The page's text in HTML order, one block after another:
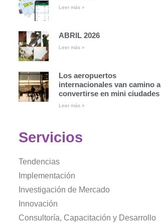
Leer más »
ABRIL 2026
Leer más »
Los aeropuertos
internacionales van camino a
convertirse en mini ciudades
Leer más »
Servicios
Tendencias
Implementación
Investigación de Mercado
Innovación
Consultoría, Capacitación y Desarrollo